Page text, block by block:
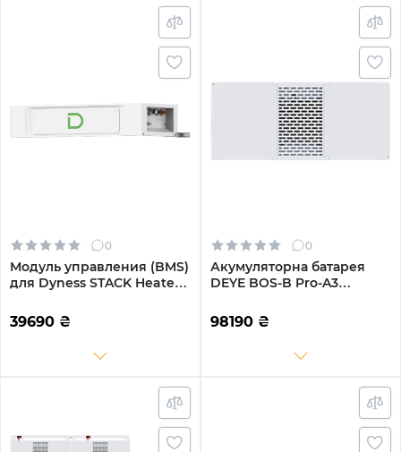
0
Модуль управления (BMS)
для Dyness STACK Heated
39690 ₴
0
Акумуляторна батарея
DEYE BOS-B Pro-A3
16.08kWh без BMS (BOS-B-
Pack16-A3)
98190 ₴